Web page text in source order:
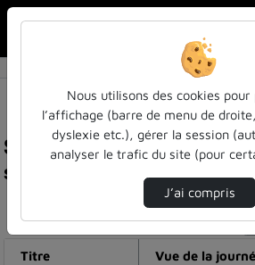
Statistiques de visualisation de
spirit
Modifier la période de visualisation
Titre Vue de la
Nous utilisons des cookies pour
l’affichage (barre de menu de
dyslexie etc.), gérer la session
analyser le trafic du site (pour
J’ai compris